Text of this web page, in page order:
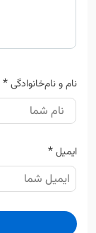
نام و نام‌خانوادگی*
ایمیل*